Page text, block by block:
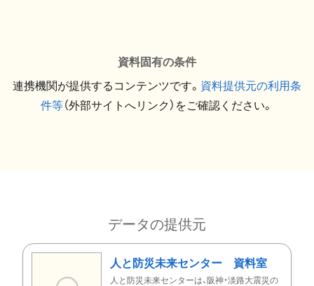
資料固有の条件
連携機関が提供するコンテンツです。 資料提供元の利用条
件等（外部サイトへリンク）をご確認ください。
データの提供元
人と防災未来センター 資料室
人と防災未来センターは、阪神・淡路大震災の